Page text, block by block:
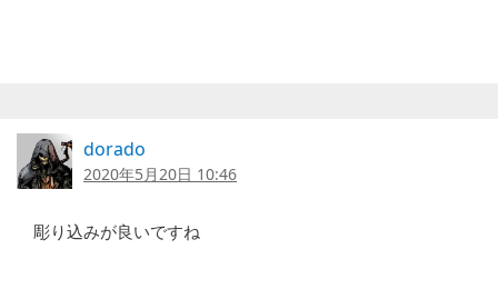
dorado
2020年5月20日 10:46
彫り込みが良いですね